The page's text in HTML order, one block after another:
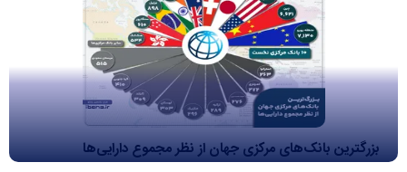
بزرگترین بانک‌های مرکزی جهان از نظر مجموع دارایی‌ها